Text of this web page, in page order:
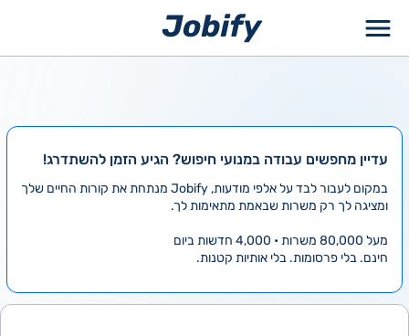
עדיין מחפשים עבודה במנועי חיפוש? הגיע הזמן להשתדרג!
במקום לעבור לבד על אלפי מודעות, Jobify מנתחת את קורות החיים שלך
ומציגה לך רק משרות שבאמת מתאימות לך.
מעל 80,000 משרות • 4,000 חדשות ביום
חינם. בלי פרסומות. בלי אותיות קטנות.